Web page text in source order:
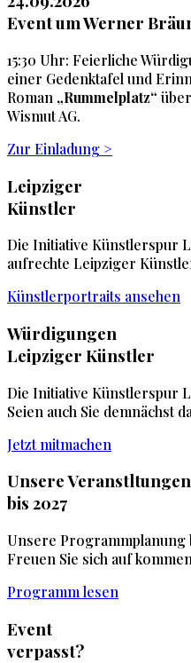
Event um Werner
15:30 Uhr: Feierliche
einer Gedenktafel und
Roman „Rummelplatz“
Wismut AG.
Zur Einladung >
Leipziger
Künstler
Die Initiative Künstlerspur
aufrechte Leipziger
Künstlerportraits ansehen
Würdigungen
Leipziger Künstler
Die Initiative Künstlerspur
Seien auch Sie demnächst
Jetzt mitmachen
Unsere Veranstltungen
bis 2027
Unsere Programmplanung
Freuen Sie sich auf
Programm lesen
Event
verpasst?